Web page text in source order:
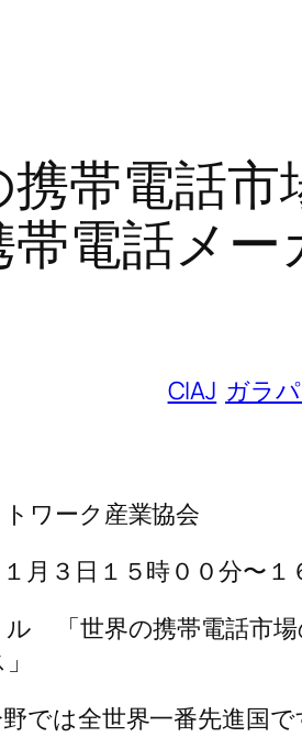
帯電話
電話メー
CIAJ ガラ
ワーク産業協会
月３日１５時００分〜１
「世界の携帯電話市場
では全世界一番先進国